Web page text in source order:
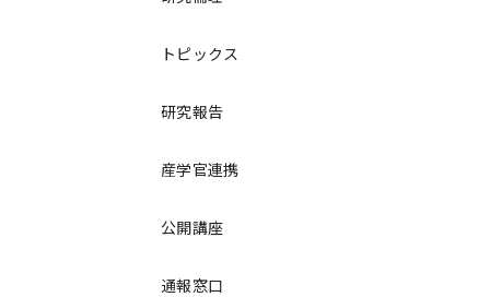
トピックス
研究報告
産学官連携
公開講座
通報窓口